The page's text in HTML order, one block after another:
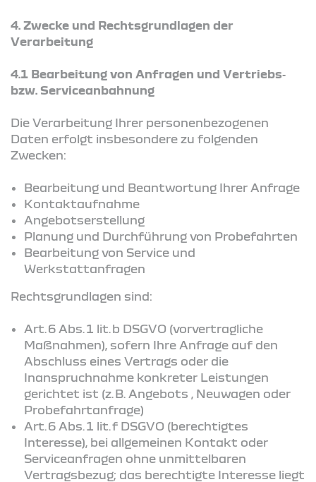
4. Zwecke und Rechtsgrundlagen der
Verarbeitung
4.1 Bearbeitung von Anfragen und Vertriebs‑
bzw. Serviceanbahnung
Die Verarbeitung Ihrer personenbezogenen
Daten erfolgt insbesondere zu folgenden
Zwecken:
Bearbeitung und Beantwortung Ihrer Anfrage
Kontaktaufnahme
Angebotserstellung
Planung und Durchführung von Probefahrten
Bearbeitung von Service und
Werkstattanfragen
Rechtsgrundlagen sind:
Art. 6 Abs. 1 lit. b DSGVO (vorvertragliche
Maßnahmen), sofern Ihre Anfrage auf den
Abschluss eines Vertrags oder die
Inanspruchnahme konkreter Leistungen
gerichtet ist (z. B. Angebots , Neuwagen oder
Probefahrtanfrage)
Art. 6 Abs. 1 lit. f DSGVO (berechtigtes
Interesse), bei allgemeinen Kontakt oder
Serviceanfragen ohne unmittelbaren
Vertragsbezug; das berechtigte Interesse liegt